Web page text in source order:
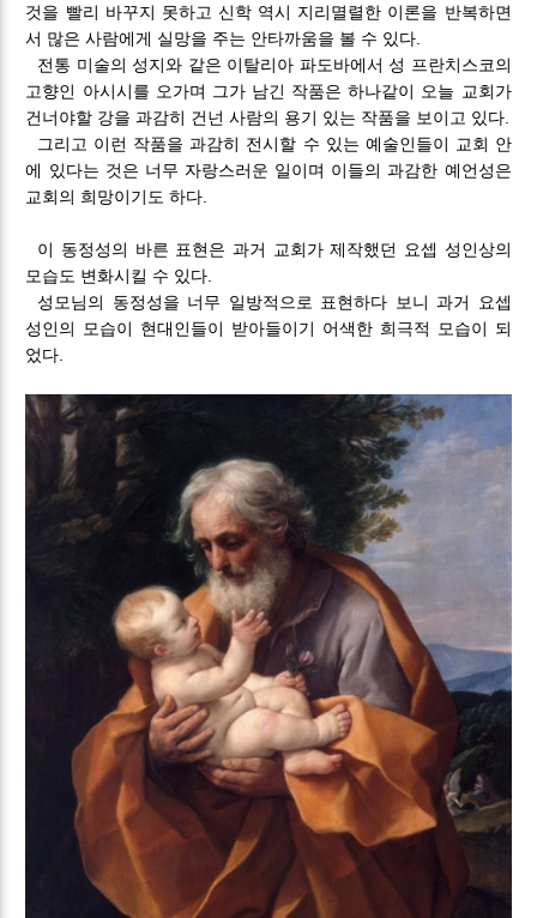
것을 빨리 바꾸지 못하고 신학 역시 지리멸렬한 이론을 반복하면
서 많은 사람에게 실망을 주는 안타까움을 볼 수 있다.
전통 미술의 성지와 같은 이탈리아 파도바에서 성 프란치스코의
고향인 아시시를 오가며 그가 남긴 작품은 하나같이 오늘 교회가
건너야할 강을 과감히 건넌 사람의 용기 있는 작품을 보이고 있다.
그리고 이런 작품을 과감히 전시할 수 있는 예술인들이 교회 안
에 있다는 것은 너무 자랑스러운 일이며 이들의 과감한 예언성은
교회의 희망이기도 하다.
이 동정성의 바른 표현은 과거 교회가 제작했던 요셉 성인상의
모습도 변화시킬 수 있다.
성모님의 동정성을 너무 일방적으로 표현하다 보니 과거 요셉
성인의 모습이 현대인들이 받아들이기 어색한 희극적 모습이 되
었다.